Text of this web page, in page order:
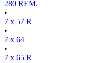
280 REM.
•
7 x 57 R
•
7 x 64
•
7 x 65 R